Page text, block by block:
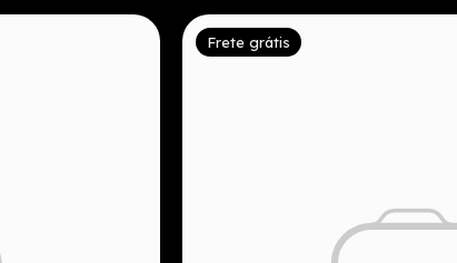
Frete grátis